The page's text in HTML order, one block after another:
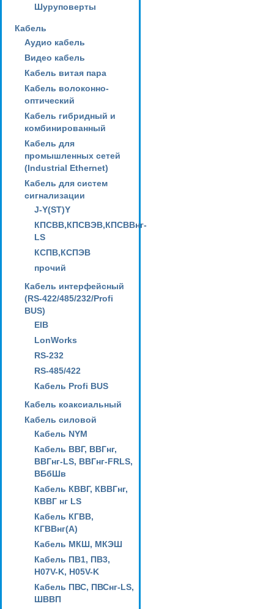
Шуруповерты
Кабель
Аудио кабель
Видео кабель
Кабель витая пара
Кабель волоконно-
оптический
Кабель гибридный и
комбинированный
Кабель для
промышленных сетей
(Industrial Ethernet)
Кабель для систем
сигнализации
J-Y(ST)Y
КПСВВ,КПСВЭВ,КПСВВнг-
LS
КСПВ,КСПЭВ
прочий
Кабель интерфейсный
(RS-422/485/232/Profi
BUS)
EIB
LonWorks
RS-232
RS-485/422
Кабель Profi BUS
Кабель коаксиальный
Кабель силовой
Кабель NYM
Кабель ВВГ, ВВГнг,
ВВГнг-LS, ВВГнг-FRLS,
ВБбШв
Кабель КВВГ, КВВГнг,
КВВГ нг LS
Кабель КГВВ,
КГВВнг(А)
Кабель МКШ, МКЭШ
Кабель ПВ1, ПВ3,
H07V-K, H05V-K
Кабель ПВС, ПВСнг-LS,
ШВВП